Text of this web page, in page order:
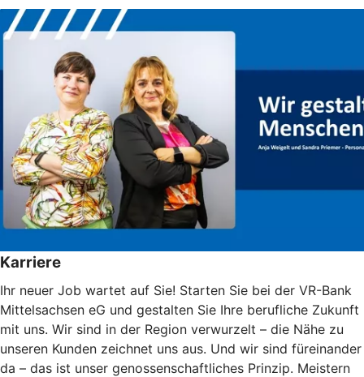
Karriere
Ihr neuer Job wartet auf Sie! Starten Sie bei der VR-Bank
Mittelsachsen eG und gestalten Sie Ihre berufliche Zukunft
mit uns. Wir sind in der Region verwurzelt – die Nähe zu
unseren Kunden zeichnet uns aus. Und wir sind füreinander
da – das ist unser genossenschaftliches Prinzip. Meistern